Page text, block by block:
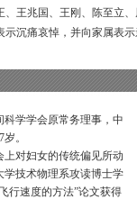
、王兆国、王刚、陈至立
示沉痛哀悼，并向家属表示
学学会原常务理事，中
。
对妇女的传统偏见所动
学技术物理系攻读博士学
行速度的方法”论文获得